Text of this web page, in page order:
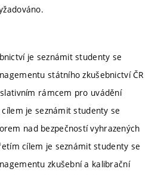
je seznámit studenty se
státního zkušebnictví ČR
rámcem pro uvádění
je seznámit studenty se
nad bezpečností vyhrazených
cílem je seznámit studenty se
zkušební a kalibrační